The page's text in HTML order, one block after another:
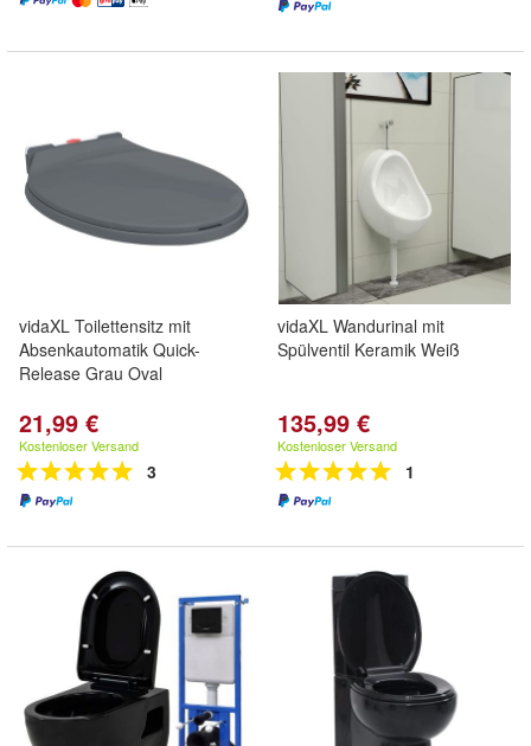
vidaXL Toilettensitz mit
Absenkautomatik Quick-
Release Grau Oval
21,99 €
Kostenloser Versand
3
vidaXL Wandurinal mit
Spülventil Keramik Weiß
135,99 €
Kostenloser Versand
1